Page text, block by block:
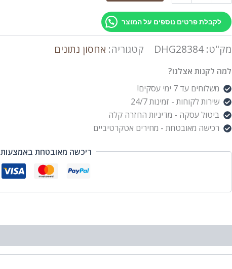
לקבלת פרטים נוספים על המוצר
מק"ט: DHG28384 קטגוריה: אחסון נתונים
למה לקנות אצלנו?
משלוחים עד 7 ימי עסקים!
שירות לקוחות - זמינות 24/7
ביטול עסקה - מדיניות החזרה קלה
רכישה מאובטחת - מחירים אטקרטיביים
ריכשה מאובטחת באמצעות